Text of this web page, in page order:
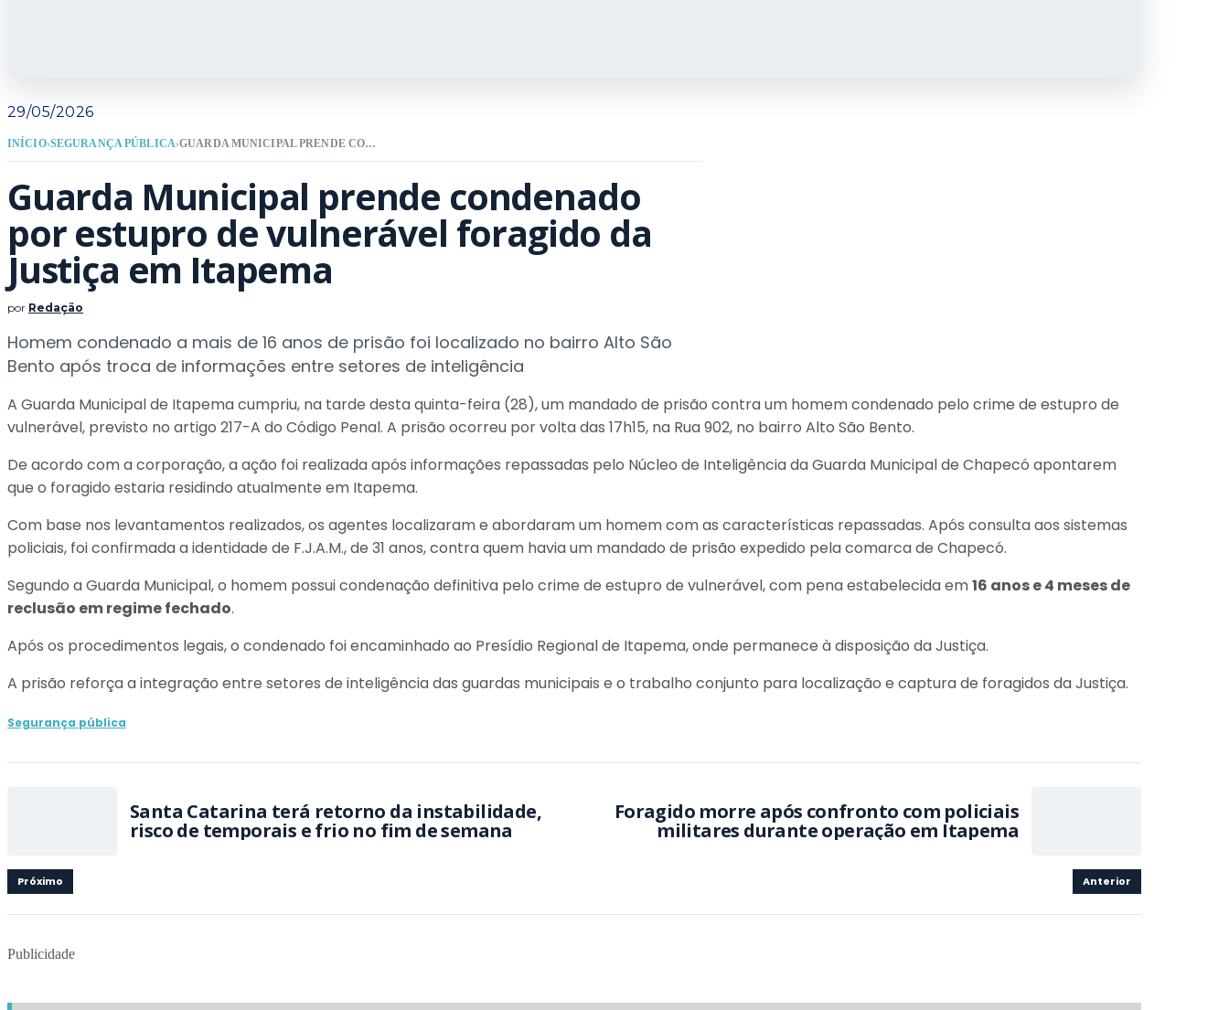
29/05/2026
INÍCIO›SEGURANÇA PÚBLICA› GUARDA MUNICIPAL PRENDE CONDENADO POR ESTUPRO DE VULNERÁVEL FORAGIDO DA JUSTIÇA EM ITAPEMA
Guarda Municipal prende condenado
por estupro de vulnerável foragido da
Justiça em Itapema
por Redação
Homem condenado a mais de 16 anos de prisão foi localizado no bairro Alto São
Bento após troca de informações entre setores de inteligência
A Guarda Municipal de Itapema cumpriu, na tarde desta quinta-feira (28), um mandado de prisão contra um homem condenado pelo crime de estupro de
vulnerável, previsto no artigo 217-A do Código Penal. A prisão ocorreu por volta das 17h15, na Rua 902, no bairro Alto São Bento.
De acordo com a corporação, a ação foi realizada após informações repassadas pelo Núcleo de Inteligência da Guarda Municipal de Chapecó apontarem
que o foragido estaria residindo atualmente em Itapema.
Com base nos levantamentos realizados, os agentes localizaram e abordaram um homem com as características repassadas. Após consulta aos sistemas
policiais, foi confirmada a identidade de F.J.A.M., de 31 anos, contra quem havia um mandado de prisão expedido pela comarca de Chapecó.
Segundo a Guarda Municipal, o homem possui condenação definitiva pelo crime de estupro de vulnerável, com pena estabelecida em16 anos e 4 meses de
reclusão em regime fechado.
Após os procedimentos legais, o condenado foi encaminhado ao Presídio Regional de Itapema, onde permanece à disposição da Justiça.
A prisão reforça a integração entre setores de inteligência das guardas municipais e o trabalho conjunto para localização e captura de foragidos da Justiça.
Segurança pública
Santa Catarina terá retorno da instabilidade,
risco de temporais e frio no fim de semana
Próximo
Foragido morre após confronto com policiais
militares durante operação em Itapema
Anterior
Publicidade